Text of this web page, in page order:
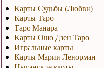
Карты Судьбы (Любви)
Карты Таро
Таро Манара
Карты Ошо Дзен Таро
Игральные карты
Карты Марии Ленорман